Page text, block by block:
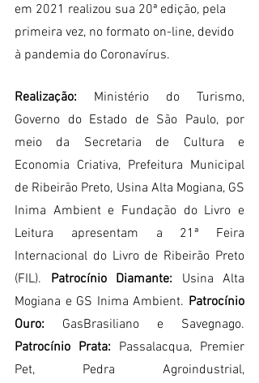
em 2021 realizou sua 20ª edição, pela
primeira vez, no formato on-line, devido
à pandemia do Coronavírus.
Realização: Ministério do Turismo,
Governo do Estado de São Paulo, por
meio da Secretaria de Cultura e
Economia Criativa, Prefeitura Municipal
de Ribeirão Preto, Usina Alta Mogiana, GS
Inima Ambient e Fundação do Livro e
Leitura apresentam a 21ª Feira
Internacional do Livro de Ribeirão Preto
(FIL). Patrocínio Diamante: Usina Alta
Mogiana e GS Inima Ambient. Patrocínio
Ouro:
Patrocínio Prata: Passalacqua, Premier
Pet, Pedra Agroindustrial,